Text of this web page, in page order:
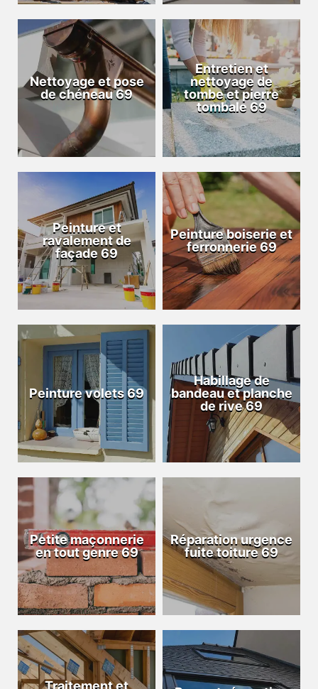
Nettoyage et pose
de chéneau 69
Entretien et
nettoyage de
tombe et pierre
tombale 69
Peinture et
ravalement de
façade 69
Peinture boiserie et
ferronnerie 69
Peinture volets 69
Habillage de
bandeau et planche
de rive 69
Petite maçonnerie
en tout genre 69
Réparation urgence
fuite toiture 69
Traitement et